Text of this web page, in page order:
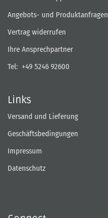
Angebots- und Produktanfragen
Vertrag widerrufen
Ihre Ansprechpartner
Tel: +49 5246 92600
Links
Versand und Lieferung
Geschäftsbedingungen
Impressum
Datenschutz